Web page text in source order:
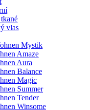
vlas
Mystik
Amaze
Aura
Balance
Magic
Summer
Tender
Winsome